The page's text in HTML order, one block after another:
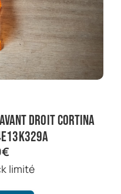
droit cortina
€
limité